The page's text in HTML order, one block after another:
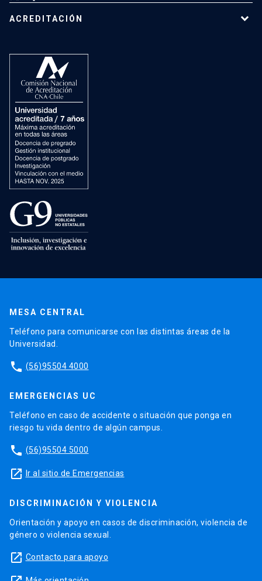
ACREDITACIÓN
MESA CENTRAL
Teléfono para comunicarse con las distintas áreas de la
Universidad.
phone (56)95504 4000
EMERGENCIAS UC
Teléfono en caso de accidente o situación que ponga en
riesgo tu vida dentro de algún campus.
phone (56)95504 5000
launch Ir al sitio de Emergencias
DISCRIMINACIÓN Y VIOLENCIA
Orientación y apoyo en casos de discriminación, violencia de
género o violencia sexual.
launch Contacto para apoyo